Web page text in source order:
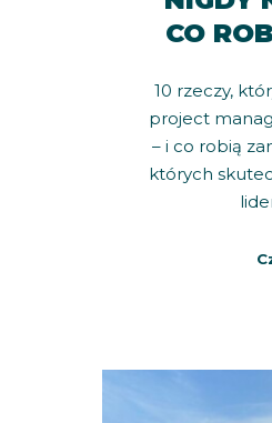
CO
10 rzeczy,
project
– i co robią
których